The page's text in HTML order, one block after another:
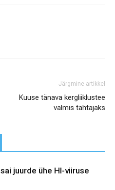
Järgmine artikkel
Kuuse tänava kergliiklustee
valmis tähtajaks
juurde ühe HI-viiruse